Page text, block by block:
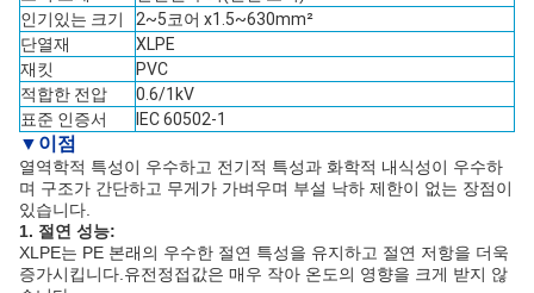
인기있는 크기
2~5코어 x1.5~630mm²
단열재
XLPE
재킷
PVC
적합한 전압
0.6/1kV
표준 인증서
IEC 60502-1
▼ 이점
열역학적 특성이 우수하고 전기적 특성과 화학적 내식성이 우수하
며 구조가 간단하고 무게가 가벼우며 부설 낙하 제한이 없는 장점이
있습니다.
1. 절연 성능:
XLPE는 PE 본래의 우수한 절연 특성을 유지하고 절연 저항을 더욱
증가시킵니다.유전정접값은 매우 작아 온도의 영향을 크게 받지 않